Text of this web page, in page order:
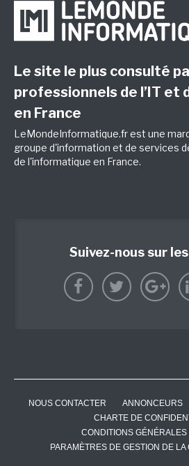
Le site le plus consulté
professionnels de l’IT et
en France
LeMondeInformatique.fr est une
groupe d'information et de services
de l'informatique en France.
Suivez-nous sur
NOUS CONTACTER ANNONCEURS
CHARTE DE
CONDITIONS GÉNÉRALES
PARAMÈTRES DE GESTION DE